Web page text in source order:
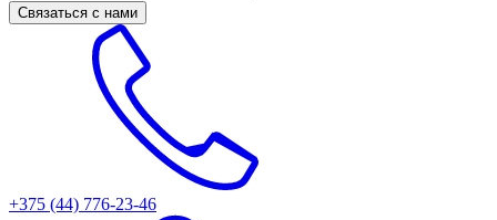
Связаться с нами
+375 (44) 776-23-46